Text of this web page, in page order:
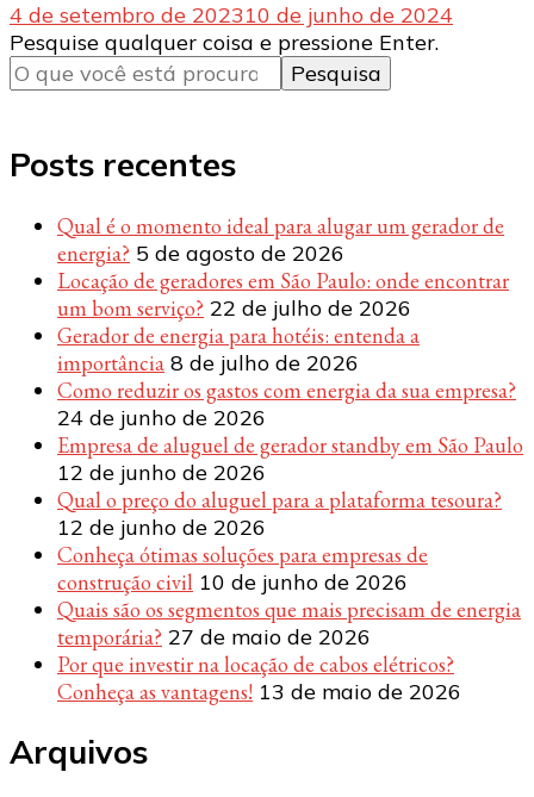
4 de setembro de 202310 de junho de 2024
Procurando
algo?
Pesquise qualquer coisa e pressione Enter.
Posts recentes
Qual é o momento ideal para alugar um gerador de
energia? 5 de agosto de 2026
Locação de geradores em São Paulo: onde encontrar
um bom serviço? 22 de julho de 2026
Gerador de energia para hotéis: entenda a
importância 8 de julho de 2026
Como reduzir os gastos com energia da sua empresa?
24 de junho de 2026
Empresa de aluguel de gerador standby em São Paulo
12 de junho de 2026
Qual o preço do aluguel para a plataforma tesoura?
12 de junho de 2026
Conheça ótimas soluções para empresas de
construção civil 10 de junho de 2026
Quais são os segmentos que mais precisam de energia
temporária? 27 de maio de 2026
Por que investir na locação de cabos elétricos?
Conheça as vantagens! 13 de maio de 2026
Arquivos